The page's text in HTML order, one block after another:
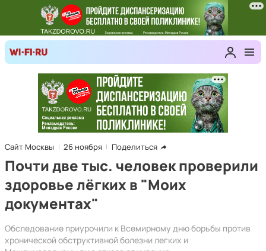
Сайт Москвы 26 ноября Поделиться
Почти две тыс. человек проверили
здоровье лёгких в "Моих
документах"
Обследование приурочили к Всемирному дню борьбы против
хронической обструктивной болезни легких и